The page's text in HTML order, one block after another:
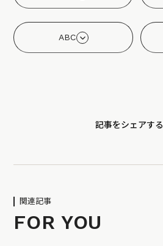
ABC
記事をシェアする
関連記事
FOR YOU